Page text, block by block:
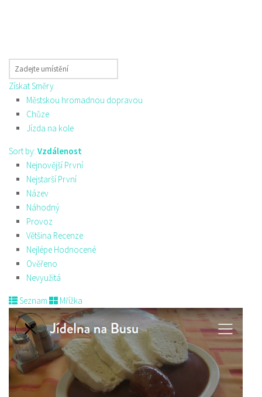
Získat Směry
Městskou hromadnou dopravou
Chůze
Jízda na kole
Sort by: Vzdálenost
Nejnovější První
Nejstarší První
Název
Náhodný
Provoz
Většina Recenze
Nejlépe Hodnocené
Ověřeno
Nevyužitá
Seznam Mřížka